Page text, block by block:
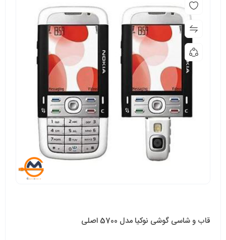
قاب و شاسی گوشی نوکیا مدل 5700 اصلی